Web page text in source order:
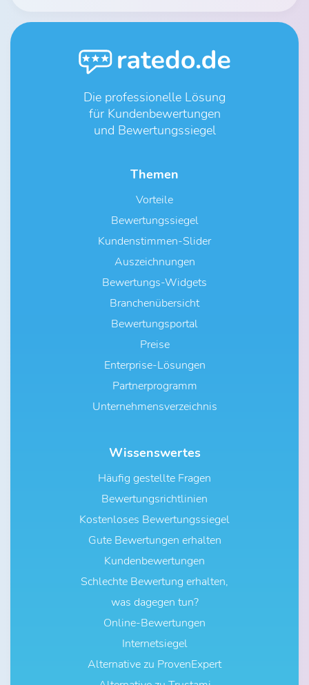
Die professionelle Lösung
für Kundenbewertungen
und Bewertungssiegel
Themen
Vorteile
Bewertungssiegel
Kundenstimmen-Slider
Auszeichnungen
Bewertungs-Widgets
Branchenübersicht
Bewertungsportal
Preise
Enterprise-Lösungen
Partnerprogramm
Unternehmensverzeichnis
Wissenswertes
Häufig gestellte Fragen
Bewertungsrichtlinien
Kostenloses Bewertungssiegel
Gute Bewertungen erhalten
Kundenbewertungen
Schlechte Bewertung erhalten,
was dagegen tun?
Online-Bewertungen
Internetsiegel
Alternative zu ProvenExpert